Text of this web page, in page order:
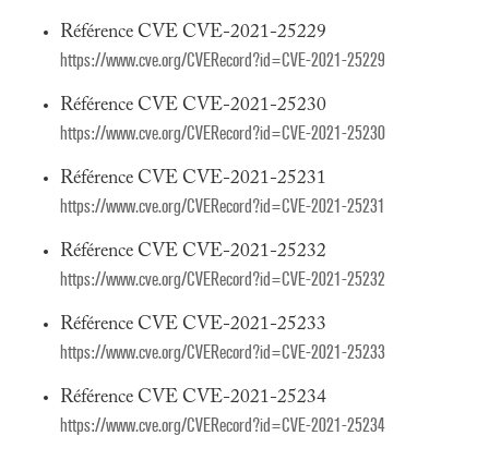
Référence CVE CVE-2021-25229
https://www.cve.org/CVERecord?id=CVE-2021-25229
Référence CVE CVE-2021-25230
https://www.cve.org/CVERecord?id=CVE-2021-25230
Référence CVE CVE-2021-25231
https://www.cve.org/CVERecord?id=CVE-2021-25231
Référence CVE CVE-2021-25232
https://www.cve.org/CVERecord?id=CVE-2021-25232
Référence CVE CVE-2021-25233
https://www.cve.org/CVERecord?id=CVE-2021-25233
Référence CVE CVE-2021-25234
https://www.cve.org/CVERecord?id=CVE-2021-25234